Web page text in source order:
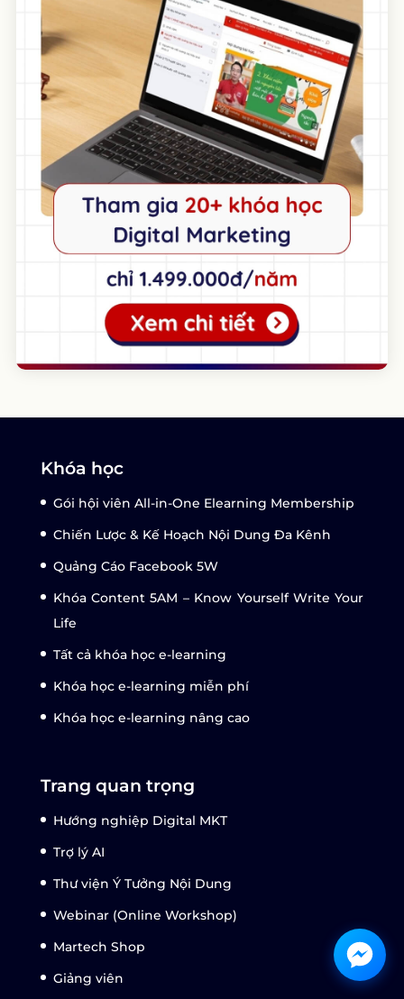
Khóa học
Gói hội viên All-in-One Elearning Membership
Chiến Lược & Kế Hoạch Nội Dung Đa Kênh
Quảng Cáo Facebook 5W
Khóa Content 5AM – Know Yourself Write Your
Life
Tất cả khóa học e-learning
Khóa học e-learning miễn phí
Khóa học e-learning nâng cao
Trang quan trọng
Hướng nghiệp Digital MKT
Trợ lý AI
Thư viện Ý Tưởng Nội Dung
Webinar (Online Workshop)
Martech Shop
Giảng viên